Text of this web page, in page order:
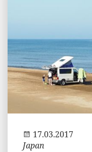
17.03.2017
Japan